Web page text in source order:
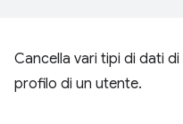
Cancella vari tipi di dati
profilo di un utente.